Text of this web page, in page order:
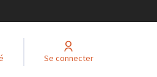
Se connecter